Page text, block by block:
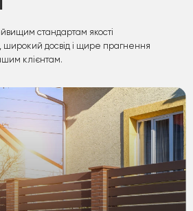
стандартам якості
широкий досвід і щире прагнення
клієнтам.